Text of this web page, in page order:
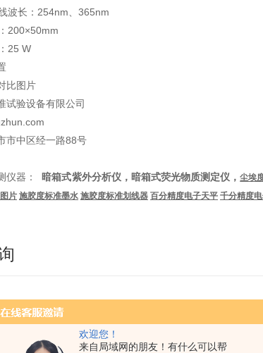
欢迎您！
来自局域网的朋友！有什么可以帮
波长：254nm、365nm
200×50mm
25 W
比图片
试验设备有限公司
市中区经一路88号
仪器：
暗箱式紫外分析仪，暗箱式荧光物质测定仪，尘埃
片 施胶度标准墨水 施胶度标准划线器 百分精度电子天平 千分精度